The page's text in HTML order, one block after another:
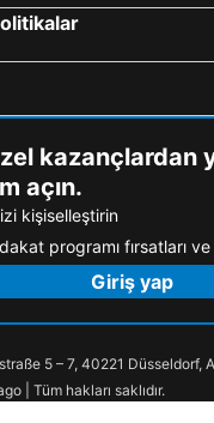
kazançlardan
açın.
kişiselleştirin
programı fırsatları
Giriş yap
5 – 7, 40221 Düsseldorf,
| Tüm hakları saklıdır.